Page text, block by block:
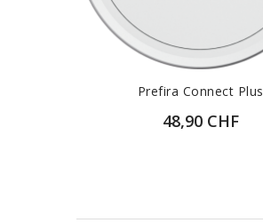
Prefira Connect Plus
48,90 CHF